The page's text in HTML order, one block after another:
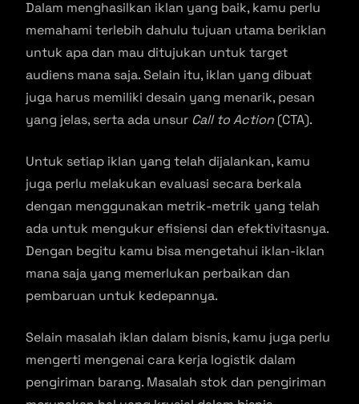
Dalam menghasilkan iklan yang baik, kamu perlu
memahami terlebih dahulu tujuan utama beriklan
untuk apa dan mau ditujukan untuk target
audiens mana saja. Selain itu, iklan yang dibuat
juga harus memiliki desain yang menarik, pesan
yang jelas, serta ada unsur Call to Action (CTA).
Untuk setiap iklan yang telah dijalankan, kamu
juga perlu melakukan evaluasi secara berkala
dengan menggunakan metrik-metrik yang telah
ada untuk mengukur efisiensi dan efektivitasnya.
Dengan begitu kamu bisa mengetahui iklan-iklan
mana saja yang memerlukan perbaikan dan
pembaruan untuk kedepannya.
Selain masalah iklan dalam bisnis, kamu juga perlu
mengerti mengenai cara kerja logistik dalam
pengiriman barang. Masalah stok dan pengiriman